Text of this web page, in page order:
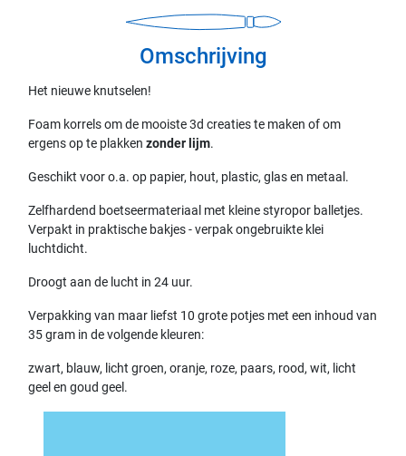
Omschrijving
Het nieuwe knutselen!
Foam korrels om de mooiste 3d creaties te maken of om
ergens op te plakkenzonder lijm.
Geschikt voor o.a. op papier, hout, plastic, glas en metaal.
Zelfhardend boetseermateriaal met kleine styropor balletjes.
Verpakt in praktische bakjes - verpak ongebruikte klei
luchtdicht.
Droogt aan de lucht in 24 uur.
Verpakking van maar liefst 10 grote potjes met een inhoud van
35 gram in de volgende kleuren:
zwart, blauw, licht groen, oranje, roze, paars, rood, wit, licht
geel en goud geel.